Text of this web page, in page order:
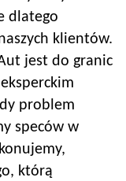
dlatego
klientów.
jest do granic
problem
speców w
którą